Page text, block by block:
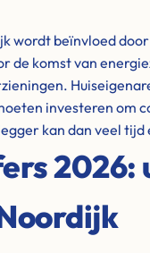
wordt beïnvloed
de komst van
investeren om
kan dan veel
2026: